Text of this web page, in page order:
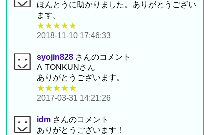
ほんとうに助かりました。ありがとうござい
ます。
★★★★★
2018-11-10 17:46:33
syojin828 さんのコメント
A-TONKUNさん
ありがとうございます。
★★★★★
2017-03-31 14:21:26
idm さんのコメント
ありがとうございます！